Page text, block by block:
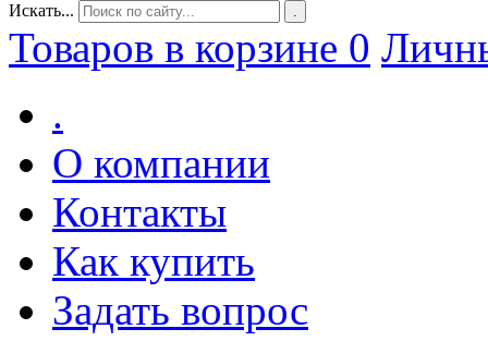
Искать... .
Товаров в корзине 0
.
О компании
Контакты
Как купить
Задать вопрос